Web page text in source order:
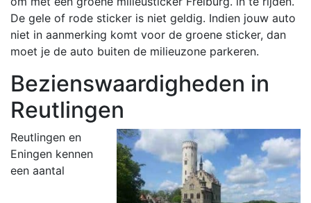
De gele of rode sticker is niet geldig. Indien jouw auto
niet in aanmerking komt voor de groene sticker, dan
moet je de auto buiten de milieuzone parkeren.
Bezienswaardigheden in
Reutlingen
Reutlingen en
Eningen kennen
een aantal